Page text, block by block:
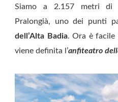
Siamo a 2.157 metri di
Pralongià, uno dei punti
dell’Alta Badia. Ora è facile
viene definita l’anfiteatro